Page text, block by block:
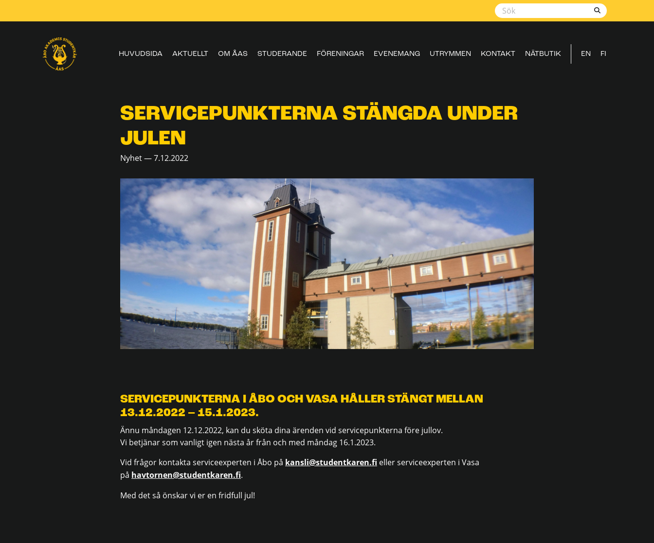
HUVUDSIDA AKTUELLT OM ÅAS STUDERANDE FÖRENINGAR EVENEMANG UTRYMMEN KONTAKT NÄTBUTIK EN FI
SERVICEPUNKTERNA STÄNGDA UNDER
JULEN
Nyhet — 7.12.2022
SERVICEPUNKTERNA I ÅBO OCH VASA HÅLLER STÄNGT MELLAN
13.12.2022 – 15.1.2023.
Ännu måndagen 12.12.2022, kan du sköta dina ärenden vid servicepunkterna före jullov.
Vi betjänar som vanligt igen nästa år från och med måndag 16.1.2023.
Vid frågor kontakta serviceexperten i Åbo på kansli@studentkaren.fi eller serviceexperten i Vasa
på havtornen@studentkaren.fi.
Med det så önskar vi er en fridfull jul!